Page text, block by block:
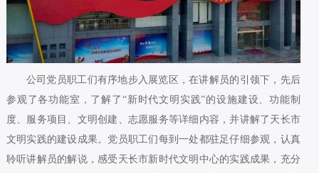
公司党员职工们有序地步入展览区，在讲解员的引领下，先后
参观了各功能室，了解了“新时代文明实践”的设施建设、功能制
度、服务项目、文明创建、志愿服务等详细内容，并讲解了天长市
文明实践的建设成果。党员职工们每到一处都驻足仔细参观，认真
聆听讲解员的解说，感受天长市新时代文明中心的实践成果，充分